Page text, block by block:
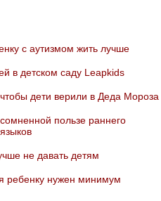
с аутизмом жить лучше
в детском саду Leapkids
дети верили в Деда Мороза
пользе раннего
не давать детям
ребенку нужен минимум